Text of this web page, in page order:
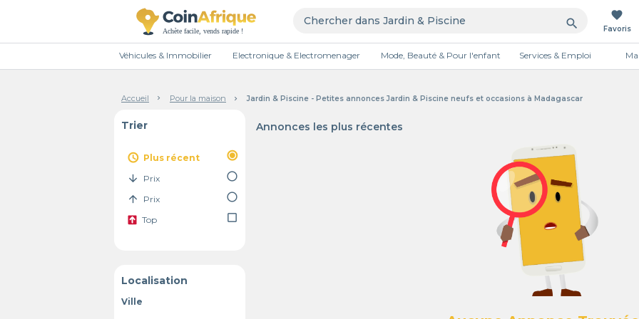
search
favorite
Favoris
Véhicules & Immobilier Electronique & Electromenager Mode, Beauté & Pour l'enfant Services & Emploi
Accueil Pour la maison Jardin & Piscine - Petites annonces Jardin & Piscine neufs et occasions à Madagascar
Trier
access_time Plus récent
radio_button_checked
arrow_downward
Prix
radio_button_unchecked
arrow_upward
Prix radio_button_unchecked
Top check_box_outline_blank
Localisation
Ville
Annonces les plus récentes